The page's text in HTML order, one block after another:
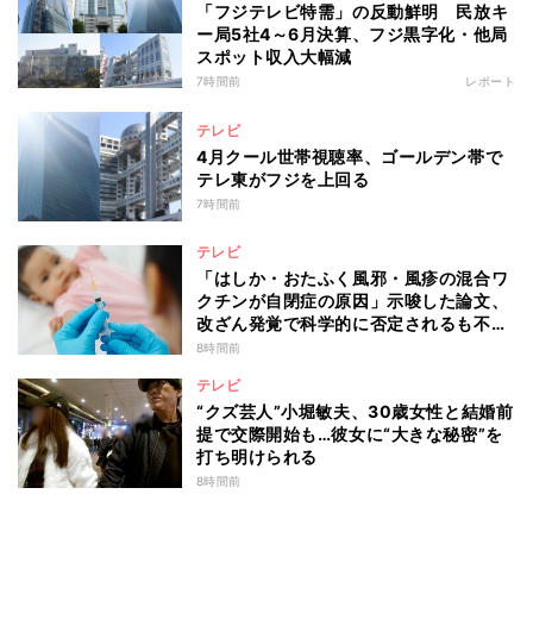
「フジテレビ特需」の反動鮮明 民放キ
ー局5社4～6月決算、フジ黒字化・他局
スポット収入大幅減
7時間前 レポート
テレビ
4月クール世帯視聴率、ゴールデン帯で
テレ東がフジを上回る
7時間前
テレビ
「はしか・おたふく風邪・風疹の混合ワ
クチンが自閉症の原因」示唆した論文、
改ざん発覚で科学的に否定されるも不安
消えず…科学者たちの反証はなぜ届かな
8時間前
テレビ
“クズ芸人”小堀敏夫、30歳女性と結婚前
提で交際開始も…彼女に“大きな秘密”を
打ち明けられる
8時間前